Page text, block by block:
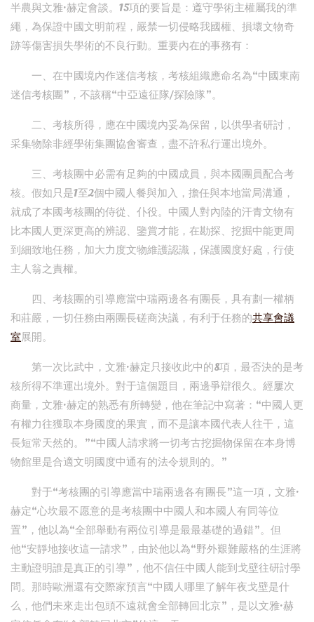
半農與文雅·赫定會談。15項的要旨是：遵守學術主權屬我的準
繩，為保證中國文明前程，嚴禁一切侵略我國權、損壞文物奇
跡等傷害損失學術的不良行動。重要內在的事務有：
一、在中國境內作迷信考核，考核組織應命名為“中國東南
迷信考核團”，不該稱“中亞遠征隊/探險隊”。
二、考核所得，應在中國境內妥為保留，以供學者研討，
采集物除非經學術集團協會審查，盡不許私行運出境外。
三、考核團中必需有足夠的中國成員，與本國團員配合考
核。假如只是1至2個中國人餐與加入，擔任與本地當局溝通，
就成了本國考核團的侍從、仆役。中國人對內陸的汗青文物有
比本國人更深更高的辨認、鑒賞才能，在勘探、挖掘中能更周
到細致地任務，加大力度文物維護認識，保護國度好處，行使
主人翁之責權。
四、考核團的引導應當中瑞兩邊各有團長，具有劃一權柄
和莊嚴，一切任務由兩團長磋商決議，有利于任務的共享會議
室展開。
第一次比武中，文雅·赫定只接收此中的8項，最否決的是考
核所得不準運出境外。對于這個題目，兩邊爭辯很久。經屢次
商量，文雅·赫定的熟悉有所轉變，他在筆記中寫著：“中國人更
有權力往獲取本身國度的果實，而不是讓本國代表人往干，這
長短常天然的。”“中國人請求將一切考古挖掘物保留在本身博
物館里是合適文明國度中通有的法令規則的。”
對于“考核團的引導應當中瑞兩邊各有團長”這一項，文雅·
赫定“心坎最不愿意的是考核團中中國人和本國人有同等位
置”，他以為“全部舉動有兩位引導是最最基礎的過錯”。但
他“安靜地接收這一請求”，由於他以為“野外艱難嚴格的生涯將
主動證明誰是真正的引導”，他不信任中國人能到戈壁往研討學
問。那時歐洲還有交際家預言“中國人哪里了解年夜戈壁是什
么，他們未來走出包頭不遠就會全部轉回北京”，是以文雅·赫